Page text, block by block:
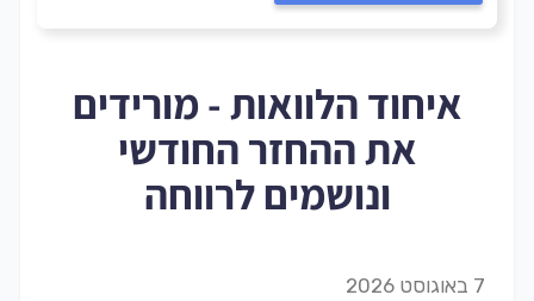
איחוד הלוואות - מורידים
את ההחזר החודשי
ונושמים לרווחה
7 באוגוסט 2026